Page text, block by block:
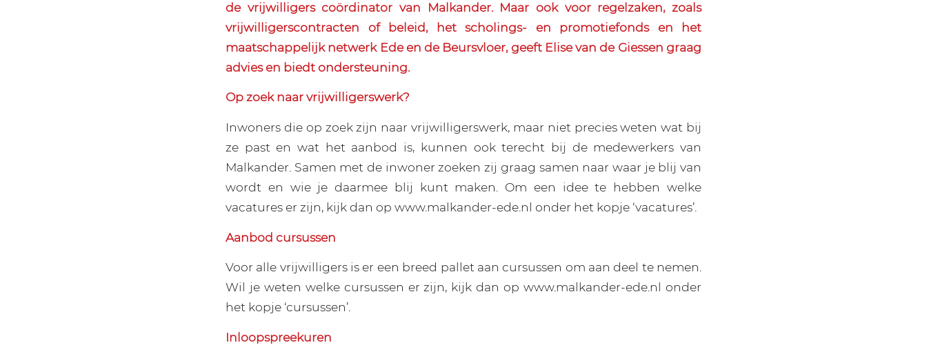
de vrijwilligers coördinator van Malkander. Maar ook voor regelzaken, zoals
vrijwilligerscontracten of beleid, het scholings- en promotiefonds en het
maatschappelijk netwerk Ede en de Beursvloer, geeft Elise van de Giessen graag
advies en biedt ondersteuning.
Op zoek naar vrijwilligerswerk?
Inwoners die op zoek zijn naar vrijwilligerswerk, maar niet precies weten wat bij
ze past en wat het aanbod is, kunnen ook terecht bij de medewerkers van
Malkander. Samen met de inwoner zoeken zij graag samen naar waar je blij van
wordt en wie je daarmee blij kunt maken. Om een idee te hebben welke
vacatures er zijn, kijk dan op www.malkander-ede.nl onder het kopje ‘vacatures’.
Aanbod cursussen
Voor alle vrijwilligers is er een breed pallet aan cursussen om aan deel te nemen.
Wil je weten welke cursussen er zijn, kijk dan op www.malkander-ede.nl onder
het kopje ‘cursussen’.
Inloopspreekuren